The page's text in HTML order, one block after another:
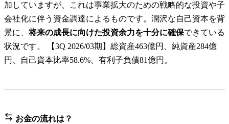
加していますが、これは事業拡大のための戦略的な投資や子
会社化に伴う資金調達によるものです。潤沢な自己資本を背
景に、将来の成長に向けた投資余力を十分に確保できている
状況です。 【3Q 2026/03期】総資産463億円、純資産284億
円、自己資本比率58.6%、有利子負債81億円。
お金の流れは？